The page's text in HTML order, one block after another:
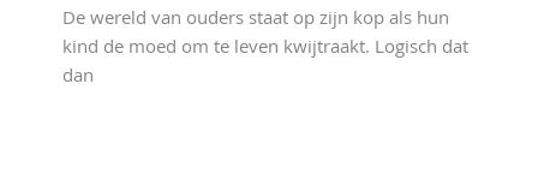
De wereld van ouders staat op zijn kop als hun
kind de moed om te leven kwijtraakt. Logisch dat
dan